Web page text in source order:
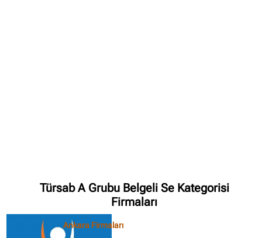
Türsab A Grubu Belgeli Se Kategorisi
Firmaları
Ankara Firmaları
Ankara Firmaları(672)
İstanbul Firmaları